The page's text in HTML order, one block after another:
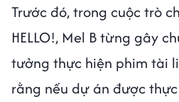
Trước đó, trong cuộc trò
HELLO!, Mel B từng gây
tưởng thực hiện phim tài
rằng nếu dự án được